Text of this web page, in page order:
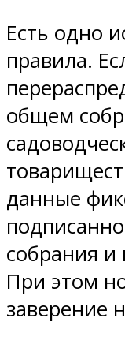
Есть одно
правила.
общем
данные
собрания и
При этом
заверение